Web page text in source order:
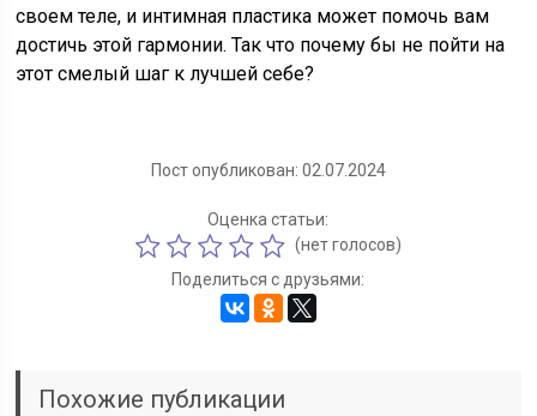
своем теле, и интимная пластика может помочь вам
достичь этой гармонии. Так что почему бы не пойти на
этот смелый шаг к лучшей себе?
Пост опубликован: 02.07.2024
Оценка статьи:
(нет голосов)
Поделиться с друзьями:
Похожие публикации